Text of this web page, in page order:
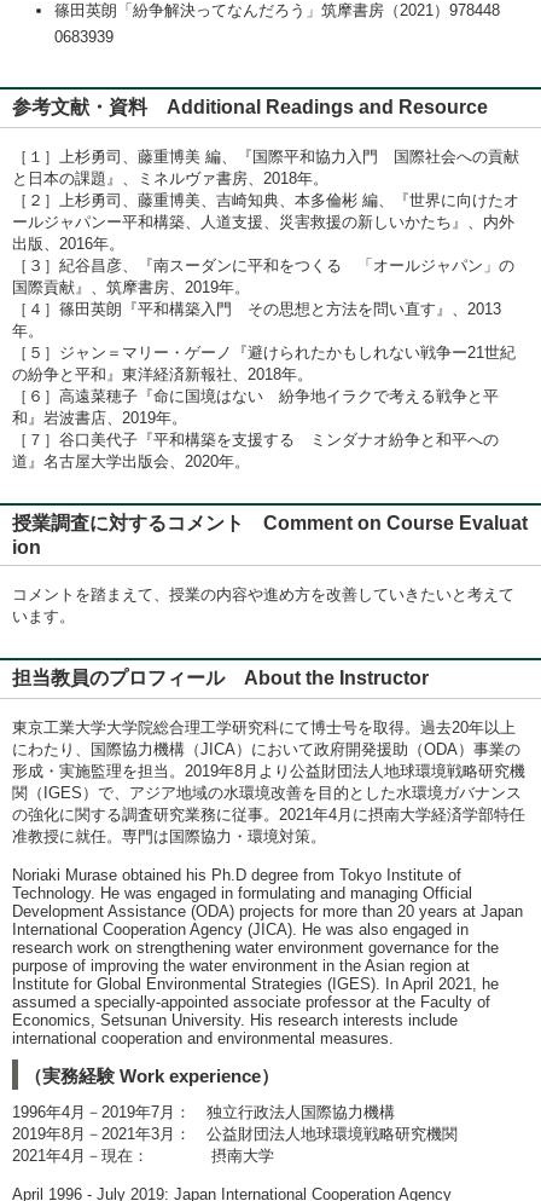
篠田英朗「紛争解決ってなんだろう」筑摩書房（2021）978448
0683939
参考文献・資料 Additional Readings and Resource
［１］上杉勇司、藤重博美 編、『国際平和協力入門 国際社会への貢献
と日本の課題』、ミネルヴァ書房、2018年。
［２］上杉勇司、藤重博美、吉崎知典、本多倫彬 編、『世界に向けたオ
ールジャパンー平和構築、人道支援、災害救援の新しいかたち』、内外
出版、2016年。
［３］紀谷昌彦、『南スーダンに平和をつくる 「オールジャパン」の
国際貢献』、筑摩書房、2019年。
［４］篠田英朗『平和構築入門 その思想と方法を問い直す』、2013
年。
［５］ジャン＝マリー・ゲーノ『避けられたかもしれない戦争ー21世紀
の紛争と平和』東洋経済新報社、2018年。
［６］高遠菜穂子『命に国境はない 紛争地イラクで考える戦争と平
和』岩波書店、2019年。
［７］谷口美代子『平和構築を支援する ミンダナオ紛争と和平への
道』名古屋大学出版会、2020年。
授業調査に対するコメント Comment on Course Evaluat
ion
コメントを踏まえて、授業の内容や進め方を改善していきたいと考えて
います。
担当教員のプロフィール About the Instructor
東京工業大学大学院総合理工学研究科にて博士号を取得。過去20年以上
にわたり、国際協力機構（JICA）において政府開発援助（ODA）事業の
形成・実施監理を担当。2019年8月より公益財団法人地球環境戦略研究機
関（IGES）で、アジア地域の水環境改善を目的とした水環境ガバナンス
の強化に関する調査研究業務に従事。2021年4月に摂南大学経済学部特任
准教授に就任。専門は国際協力・環境対策。
Noriaki Murase obtained his Ph.D degree from Tokyo Institute of
Technology. He was engaged in formulating and managing Official
Development Assistance (ODA) projects for more than 20 years at Japan
International Cooperation Agency (JICA). He was also engaged in
research work on strengthening water environment governance for the
purpose of improving the water environment in the Asian region at
Institute for Global Environmental Strategies (IGES). In April 2021, he
assumed a specially-appointed associate professor at the Faculty of
Economics, Setsunan University. His research interests include
international cooperation and environmental measures.
（実務経験 Work experience）
1996年4月－2019年7月： 独立行政法人国際協力機構
2019年8月－2021年3月： 公益財団法人地球環境戦略研究機関
2021年4月－現在： 摂南大学
April 1996 - July 2019: Japan International Cooperation Agency